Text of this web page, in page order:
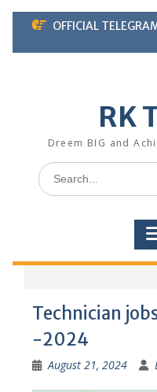
Skip
content
OFFICIAL
RK
Dreem BIG and
Search
for:
Technician
-2024
August 21, 2024